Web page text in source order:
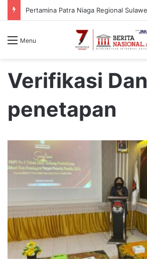
Menu
Verifikasi Dan
penetapan